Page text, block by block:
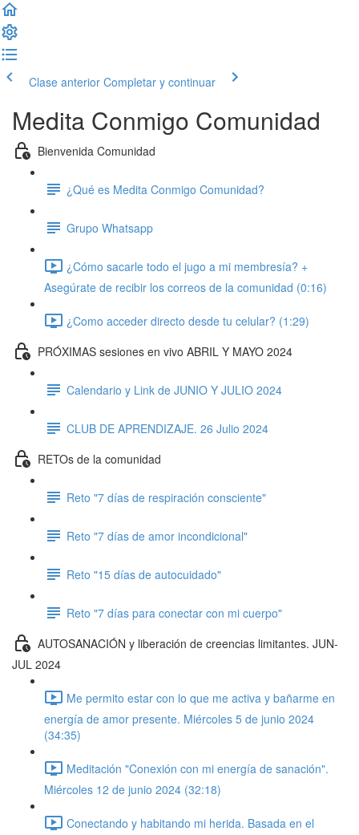
Clase anterior Completar y continuar
Medita Conmigo Comunidad
Bienvenida Comunidad
¿Qué es Medita Conmigo Comunidad?
Grupo Whatsapp
¿Cómo sacarle todo el jugo a mi membresía? +
Asegúrate de recibir los correos de la comunidad (0:16)
¿Como acceder directo desde tu celular? (1:29)
PRÓXIMAS sesiones en vivo ABRIL Y MAYO 2024
Calendario y Link de JUNIO Y JULIO 2024
CLUB DE APRENDIZAJE. 26 Julio 2024
RETOs de la comunidad
Reto "7 días de respiración consciente"
Reto "7 días de amor incondicional"
Reto "15 días de autocuidado"
Reto "7 días para conectar con mi cuerpo"
AUTOSANACIÓN y liberación de creencias limitantes. JUN-
JUL 2024
Me permito estar con lo que me activa y bañarme en
energía de amor presente. Miércoles 5 de junio 2024
(34:35)
Meditación "Conexión con mi energía de sanación".
Miércoles 12 de junio 2024 (32:18)
Conectando y habitando mi herida. Basada en el